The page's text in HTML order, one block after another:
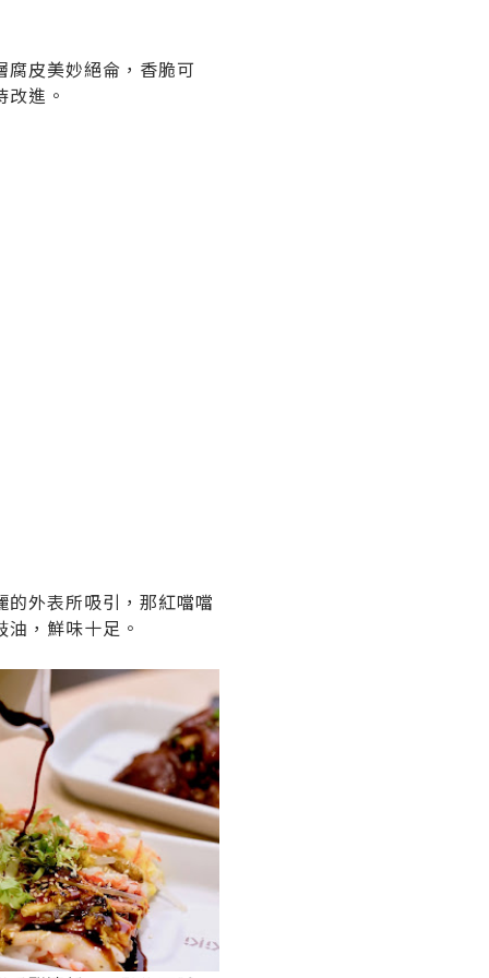
皮美妙絕侖，香脆可
進。
外表所吸引，那紅噹噹
，鮮味十足。